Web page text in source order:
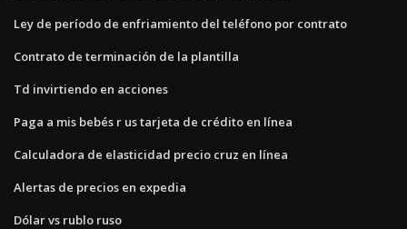
Ley de período de enfriamiento del teléfono por contrato
Contrato de terminación de la plantilla
Td invirtiendo en acciones
Paga a mis bebés r us tarjeta de crédito en línea
Calculadora de elasticidad precio cruz en línea
Alertas de precios en expedia
Dólar vs rublo ruso